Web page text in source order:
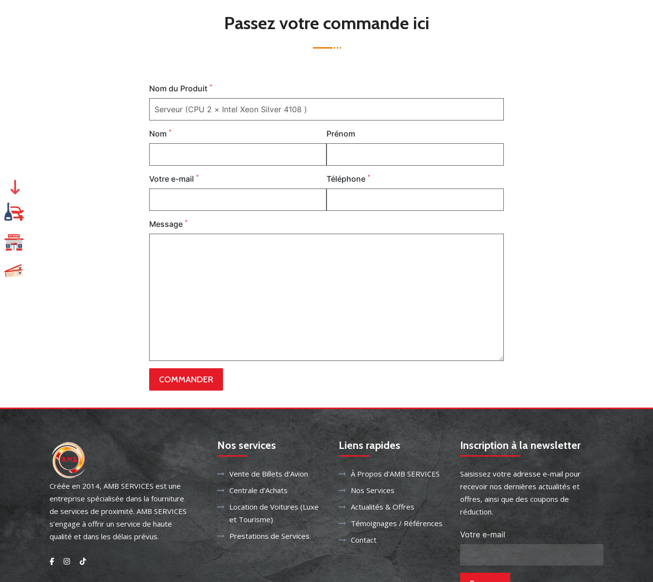
Passez votre commande ici
Nom du Produit *
Nom * Prénom
Votre e-mail * Téléphone *
Message *
Créée en 2014, AMB SERVICES est une
entreprise spécialisée dans la fourniture
de services de proximité. AMB SERVICES
s’engage à offrir un service de haute
qualité et dans les délais prévus.
Nos services
Vente de Billets d'Avion
Centrale d'Achats
Location de Voitures (Luxe
et Tourisme)
Prestations de Services
Liens rapides
À Propos d'AMB SERVICES
Nos Services
Actualités & Offres
Témoignages / Références
Contact
Inscription à la newsletter
Saisissez votre adresse e-mail pour
recevoir nos dernières actualités et
offres, ainsi que des coupons de
réduction.
Votre e-mail